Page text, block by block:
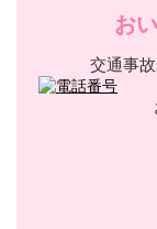
お
交通事